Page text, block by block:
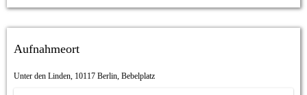
Aufnahmeort
Unter den Linden, 10117 Berlin, Bebelplatz